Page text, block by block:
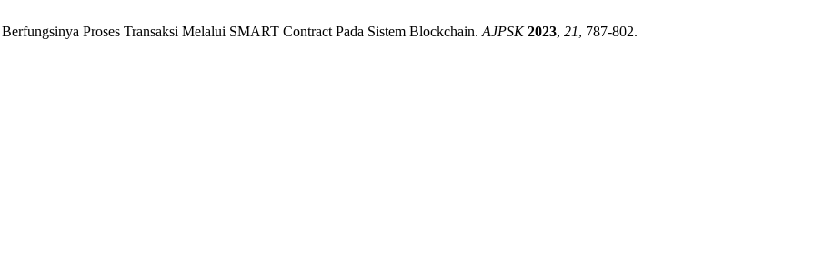
Proses Transaksi Melalui SMART Contract Pada Sistem Blockchain. AJPSK 2023, 21, 787-802.